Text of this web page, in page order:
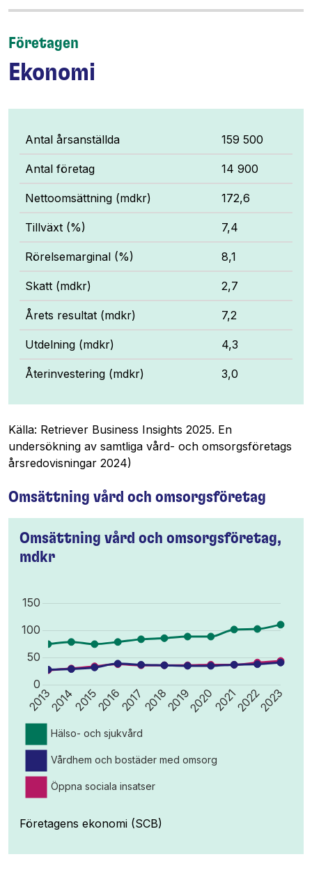
Företagen
Ekonomi
Antal årsanställda 159 500
Antal företag 14 900
Nettoomsättning (mdkr) 172,6
Tillväxt (%) 7,4
Rörelsemarginal (%) 8,1
Skatt (mdkr) 2,7
Årets resultat (mdkr) 7,2
Utdelning (mdkr) 4,3
Återinvestering (mdkr) 3,0
Källa: Retriever Business Insights 2025. En
undersökning av samtliga vård- och omsorgsföretags
årsredovisningar 2024)
Omsättning vård och omsorgsföretag
Omsättning vård och omsorgsföretag,
mdkr
Företagens ekonomi (SCB)